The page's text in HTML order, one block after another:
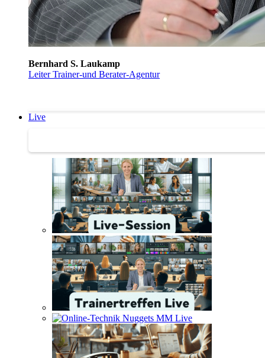
Bernhard S. Laukamp
Leiter Trainer-und Berater-Agentur
Live